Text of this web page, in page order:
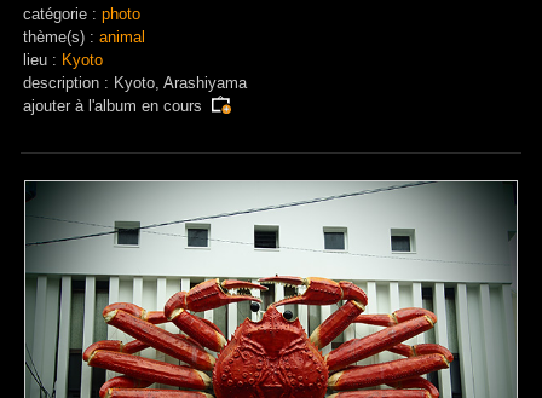
catégorie : photo
thème(s) : animal
lieu : Kyoto
description : Kyoto, Arashiyama
ajouter à l'album en cours